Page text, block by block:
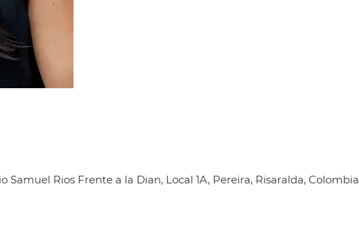
Samuel Rios Frente a la Dian, Local 1A, Pereira, Risaralda, Colombia